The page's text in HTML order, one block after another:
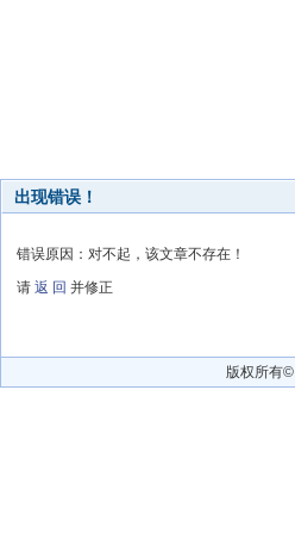
出现错误！
错误原因：对不起，该文章不存在！
请 返 回 并修正
版权所有©